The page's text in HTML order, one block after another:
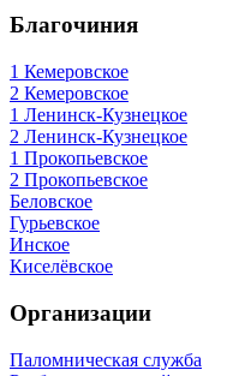
Благочиния
1 Кемеровское
2 Кемеровское
1 Ленинск-Кузнецкое
2 Ленинск-Кузнецкое
1 Прокопьевское
2 Прокопьевское
Беловское
Гурьевское
Инское
Киселёвское
Организации
Паломническая служба